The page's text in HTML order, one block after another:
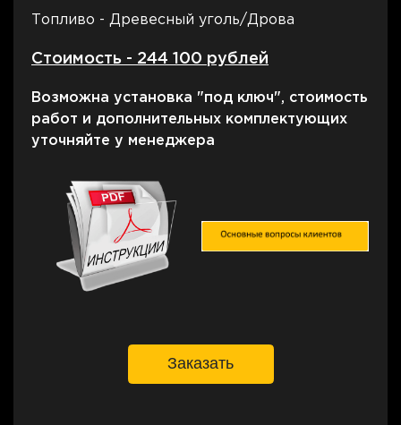
Топливо - Древесный уголь/Дрова
Стоимость - 244 100 рублей
Возможна установка "под ключ", стоимость
работ и дополнительных комплектующих
уточняйте у менеджера
Заказать